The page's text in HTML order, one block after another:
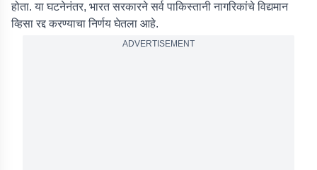
होता. या घटनेनंतर, भारत सरकारने सर्व पाकिस्तानी नागरिकांचे विद्यमान
व्हिसा रद्द करण्याचा निर्णय घेतला आहे.
ADVERTISEMENT